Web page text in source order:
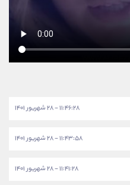
۱۱:۴۶:۲۸ - ۲۸ شهریور ۱۴۰۱
۱۱:۴۳:۵۸ - ۲۸ شهریور ۱۴۰۱
۱۱:۴۱:۲۸ - ۲۸ شهریور ۱۴۰۱